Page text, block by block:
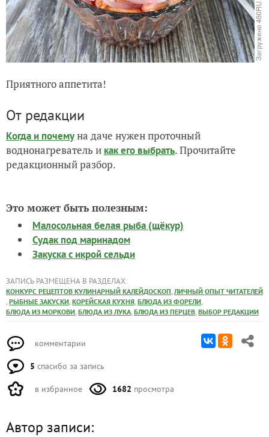
Приятного аппетита!
От редакции
Когда и почемуна даче нужен проточный
воднонагреватель и как его выбрать. Прочитайте
редакционный разбор.
Это может быть полезным:
Малосольная белая рыба (щёкур)
Судак под маринадом
Закуска с икрой сельди
ЗАПИСЬ РАЗМЕЩЕНА В РАЗДЕЛАХ:
КОНКУРС РЕЦЕПТОВ КУЛИНАРНЫЙ КАЛЕЙДОСКОП, ЛИЧНЫЙ ОПЫТ ЧИТАТЕЛЕЙ
, РЫБНЫЕ ЗАКУСКИ, КОРЕЙСКАЯ КУХНЯ, БЛЮДА ИЗ ФОРЕЛИ,
БЛЮДА ИЗ МОРКОВИ, БЛЮДА ИЗ ЛУКА, БЛЮДА ИЗ ПЕРЦЕВ, ВЫБОР РЕДАКЦИИ
комментарии
5 спасибо за запись
в избранное 1682 просмотра
Автор записи: